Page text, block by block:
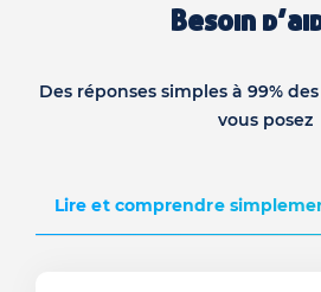
Besoin
Des réponses simples à 99%
vous posez
Lire et comprendre